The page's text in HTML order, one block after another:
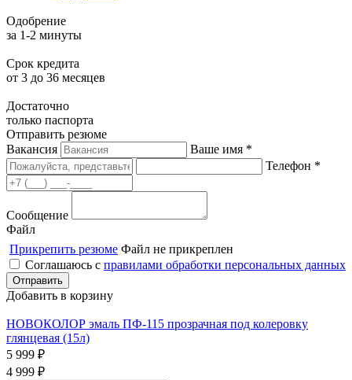
Одобрение
за 1-2 минуты
Срок кредита
от 3 до 36 месяцев
Достаточно
только паспорта
Отправить резюме
Вакансия
Ваше имя *
Телефон *
Сообщение
Файл
Прикрепить резюме Файл не прикреплен
Соглашаюсь с правилами обработки персональных данных
Добавить в корзину
НОВОКОЛОР эмаль ПФ-115 прозрачная под колеровку
глянцевая (15л)
5 999 ₽
4 999 ₽